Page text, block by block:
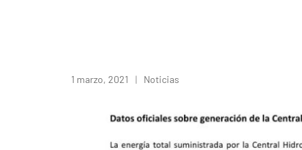
1 marzo, 2021 Noticias